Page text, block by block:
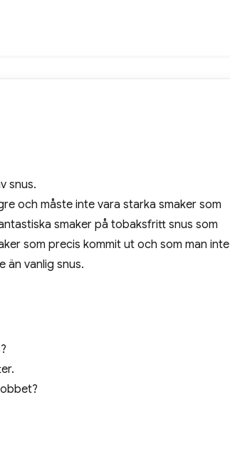
snus.
och måste inte vara starka smaker som
smaker på tobaksfritt snus som
som precis kommit ut och som man inte
än vanlig snus.